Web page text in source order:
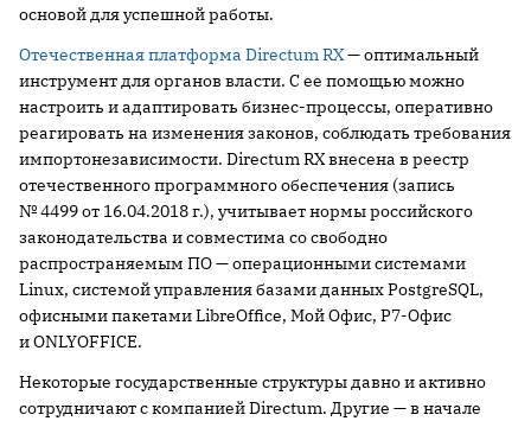
основой для успешной работы.
Отечественная платформа Directum RX— оптимальный
инструмент для органов власти. С ее помощью можно
настроить и адаптировать бизнес-процессы, оперативно
реагировать на изменения законов, соблюдать требования
импортонезависимости. Directum RX внесена в реестр
отечественного программного обеспечения (запись
№ 4499 от 16.04.2018 г.), учитывает нормы российского
законодательства и совместима со свободно
распространяемым ПО — операционными системами
Linux, системой управления базами данных PostgreSQL,
офисными пакетами LibreOffice, Мой Офис, Р7-Офис
и ONLYOFFICE.
Некоторые государственные структуры давно и активно
сотрудничают с компанией Directum. Другие — в начале